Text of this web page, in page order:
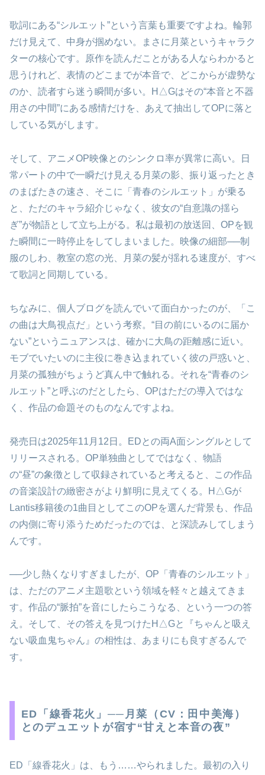
歌詞にある“シルエット”という言葉も重要ですよね。輪郭
だけ見えて、中身が掴めない。まさに月菜というキャラク
ターの核心です。原作を読んだことがある人ならわかると
思うけれど、表情のどこまでが本音で、どこからが虚勢な
のか、読者すら迷う瞬間が多い。H△Gはその“本音と不器
用さの中間”にある感情だけを、あえて抽出してOPに落と
している気がします。
そして、アニメOP映像とのシンクロ率が異常に高い。日
常パートの中で一瞬だけ見える月菜の影、振り返ったとき
のまばたきの速さ、そこに「青春のシルエット」が乗る
と、ただのキャラ紹介じゃなく、彼女の“自意識の揺ら
ぎ”が物語として立ち上がる。私は最初の放送回、OPを観
た瞬間に一時停止をしてしまいました。映像の細部──制
服のしわ、教室の窓の光、月菜の髪が揺れる速度が、すべ
て歌詞と同期している。
ちなみに、個人ブログを読んでいて面白かったのが、「こ
の曲は大鳥視点だ」という考察。“目の前にいるのに届か
ない”というニュアンスは、確かに大鳥の距離感に近い。
モブでいたいのに主役に巻き込まれていく彼の戸惑いと、
月菜の孤独がちょうど真ん中で触れる。それを“青春のシ
ルエット”と呼ぶのだとしたら、OPはただの導入ではな
く、作品の命題そのものなんですよね。
発売日は2025年11月12日。EDとの両A面シングルとして
リリースされる。OP単独曲としてではなく、物語
の“昼”の象徴として収録されていると考えると、この作品
の音楽設計の緻密さがより鮮明に見えてくる。H△Gが
Lantis移籍後の1曲目としてこのOPを選んだ背景も、作品
の内側に寄り添うためだったのでは、と深読みしてしまう
んです。
──少し熱くなりすぎましたが、OP「青春のシルエット」
は、ただのアニメ主題歌という領域を軽々と越えてきま
す。作品の“脈拍”を音にしたらこうなる、という一つの答
え。そして、その答えを見つけたH△Gと『ちゃんと吸え
ない吸血鬼ちゃん』の相性は、あまりにも良すぎるんで
す。
ED「線香花火」──月菜（CV：田中美海）
とのデュエットが宿す“甘えと本音の夜”
ED「線香花火」は、もう……やられました。最初の入り